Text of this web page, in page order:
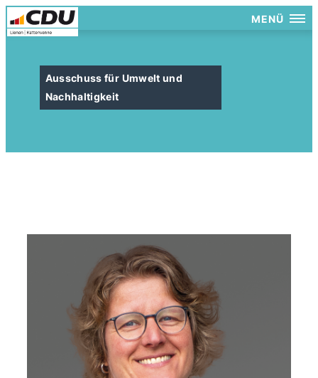
MENÜ
Ausschuss für Umwelt und
Nachhaltigkeit